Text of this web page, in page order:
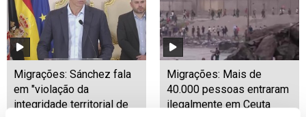
Migrações: Sánchez fala
em "violação da
integridade territorial de
Migrações: Mais de
40.000 pessoas entraram
ilegalmente em Ceuta